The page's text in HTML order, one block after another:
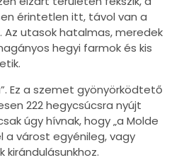
érintetlen itt, távol van a
Az utasok hatalmas, meredek
hegyi farmok és kis
Ez a szemet gyönyörködtető
222 hegycsúcsra nyújt
úgy hívnak, hogy „a Molde
a várost egyénileg, vagy
kirándulásunkhoz.